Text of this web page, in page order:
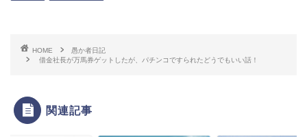
HOME
愚か者日記
借金社長が万馬券ゲットしたが、パチンコですられたどうでもいい話！
関連記事